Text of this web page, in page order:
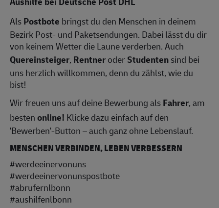
AlsPostbote bringst du den Menschen in deinem
Bezirk Post- und Paketsendungen. Dabei lässt du dir
von keinem Wetter die Laune verderben. Auch
Quereinsteiger, RentneroderStudentensind bei
uns herzlich willkommen, denn du zählst, wie du
bist!
Wir freuen uns auf deine Bewerbung alsFahrer, am
bestenonline! Klicke dazu einfach auf den
'Bewerben'-Button – auch ganz ohne Lebenslauf.
MENSCHEN VERBINDEN, LEBEN VERBESSERN
#werdeeinervonuns
#werdeeinervonunspostbote
#abrufernlbonn
#aushilfenlbonn